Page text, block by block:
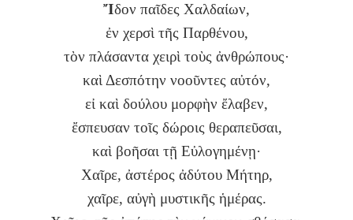
Ἴδον παῖδες Χαλδαίων,
ἐν χερσὶ τῆς Παρθένου,
τὸν πλάσαντα χειρὶ τοὺς ἀνθρώπους·
καὶ Δεσπότην νοοῦντες αὐτόν,
εἰ καὶ δούλου μορφὴν ἔλαβεν,
ἔσπευσαν τοῖς δώροις θεραπεῦσαι,
καὶ βοῆσαι τῇ Εὐλογημένῃ·
Χαῖρε, ἀστέρος ἀδύτου Μήτηρ,
χαῖρε, αὐγὴ μυστικῆς ἡμέρας.